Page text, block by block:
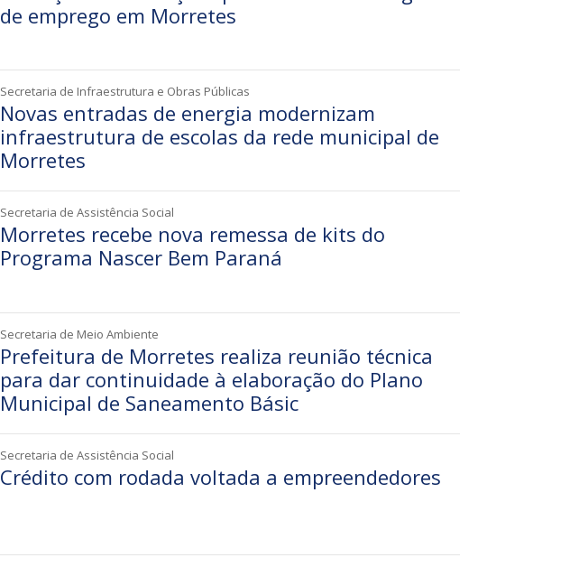
de emprego em Morretes
Secretaria de Infraestrutura e Obras Públicas
Novas entradas de energia modernizam
infraestrutura de escolas da rede municipal de
Morretes
Secretaria de Assistência Social
Morretes recebe nova remessa de kits do
Programa Nascer Bem Paraná
Secretaria de Meio Ambiente
Prefeitura de Morretes realiza reunião técnica
para dar continuidade à elaboração do Plano
Municipal de Saneamento Básic
Secretaria de Assistência Social
Crédito com rodada voltada a empreendedores